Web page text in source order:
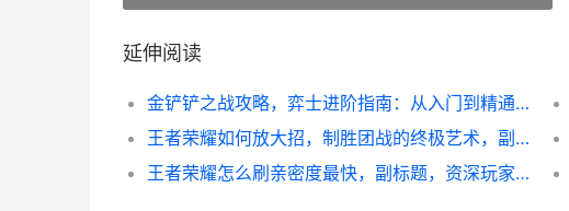
延伸阅读
金铲铲之战攻略，弈士进阶指南：从入门到精通的艺术
王者荣耀如何放大招，制胜团战的终极艺术，副标题，从新手到高手的技能释放哲学
王者荣耀怎么刷亲密度最快，副标题，资深玩家亲测高效攻略指南